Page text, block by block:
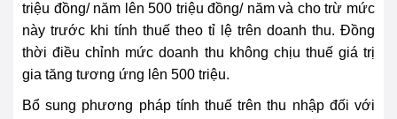
triệu đồng/ năm lên 500 triệu đồng/ năm và cho trừ mức
này trước khi tính thuế theo tỉ lệ trên doanh thu. Đồng
thời điều chỉnh mức doanh thu không chịu thuế giá trị
gia tăng tương ứng lên 500 triệu.
Bổ sung phương pháp tính thuế trên thu nhập đối với